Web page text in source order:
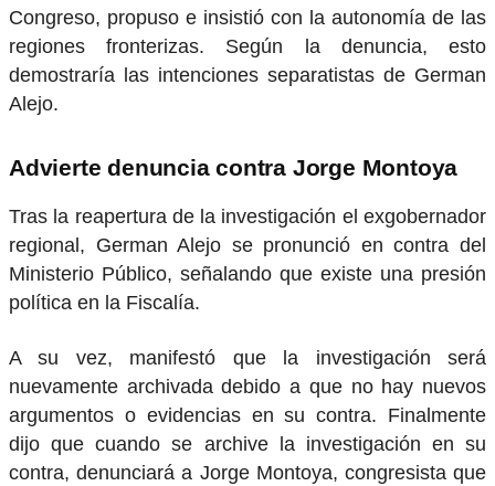
Congreso, propuso e insistió con la autonomía de las
regiones fronterizas. Según la denuncia, esto
demostraría las intenciones separatistas de German
Alejo.
Advierte denuncia contra Jorge Montoya
Tras la reapertura de la investigación el exgobernador
regional, German Alejo se pronunció en contra del
Ministerio Público, señalando que existe una presión
política en la Fiscalía.
A su vez, manifestó que la investigación será
nuevamente archivada debido a que no hay nuevos
argumentos o evidencias en su contra. Finalmente
dijo que cuando se archive la investigación en su
contra, denunciará a Jorge Montoya, congresista que